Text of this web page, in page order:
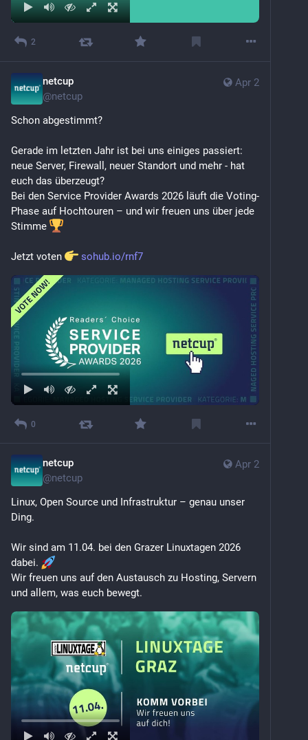
2
Apr 2
netcup
@netcup
Schon abgestimmt?
Gerade im letzten Jahr ist bei uns einiges passiert:
neue Server, Firewall, neuer Standort und mehr - hat
euch das überzeugt?
Bei den Service Provider Awards 2026 läuft die Voting-
Phase auf Hochtouren – und wir freuen uns über jede
Stimme
Jetzt voten sohub.io/rnf7
0
Apr 2
netcup
@netcup
Linux, Open Source und Infrastruktur – genau unser
Ding.
Wir sind am 11.04. bei den Grazer Linuxtagen 2026
dabei.
Wir freuen uns auf den Austausch zu Hosting, Servern
und allem, was euch bewegt.